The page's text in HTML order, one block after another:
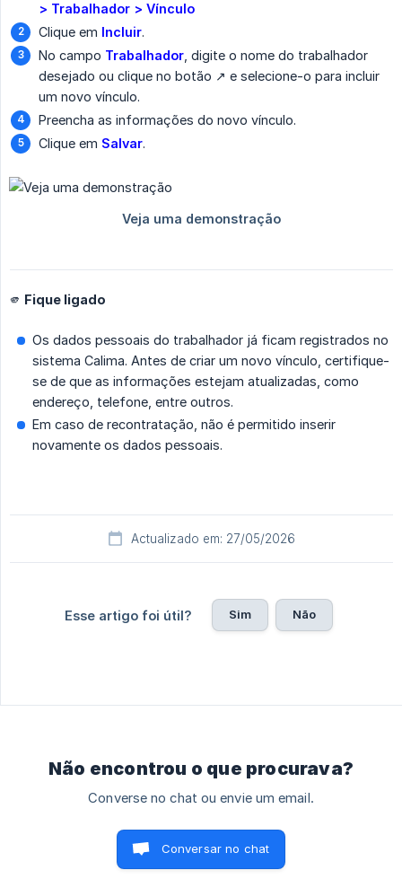
> Trabalhador > Vínculo
Clique em Incluir.
No campo Trabalhador , digite o nome do trabalhador
desejado ou clique no botão ↗️ e selecione-o para incluir
um novo vínculo.
Preencha as informações do novo vínculo.
Clique em Salvar.
🫵 Fique ligado
Os dados pessoais do trabalhador já ficam registrados no
sistema Calima. Antes de criar um novo vínculo, certifique-
se de que as informações estejam atualizadas, como
endereço, telefone, entre outros.
Em caso de recontratação, não é permitido inserir
novamente os dados pessoais.
Actualizado em: 27/05/2026
Esse artigo foi útil? Sim Não
Não encontrou o que procurava?
Converse no chat ou envie um email.
Conversar no chat